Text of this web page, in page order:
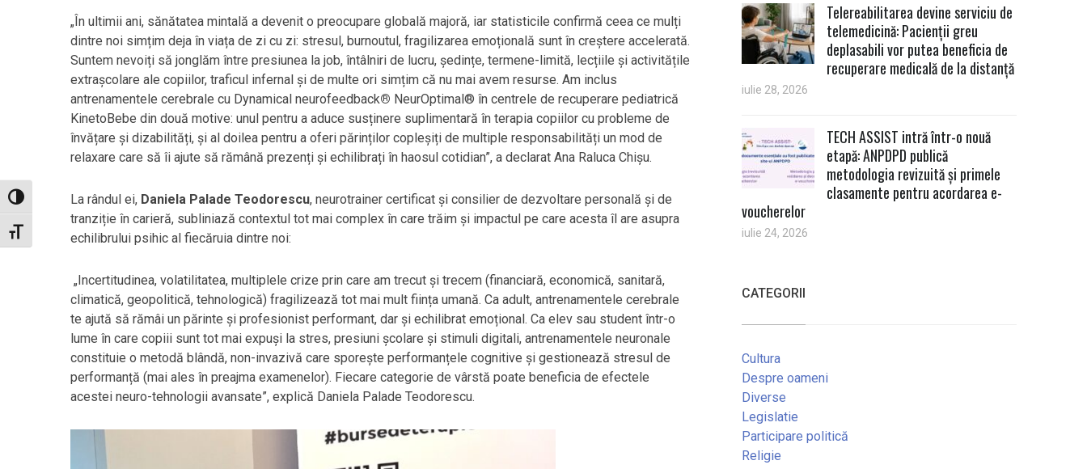
Toggle High Contrast
Toggle Font size
„În ultimii ani, sănătatea mintală a devenit o preocupare globală majoră, iar statisticile confirmă ceea ce mulți
dintre noi simțim deja în viața de zi cu zi: stresul, burnoutul, fragilizarea emoțională sunt în creștere accelerată.
Suntem nevoiți să jonglăm între presiunea la job, întâlniri de lucru, ședințe, termene-limită, lecțiile și activitățile
extrașcolare ale copiilor, traficul infernal și de multe ori simțim că nu mai avem resurse. Am inclus
antrenamentele cerebrale cu Dynamical neurofeedback® NeurOptimal® în centrele de recuperare pediatrică
KinetoBebe din două motive: unul pentru a aduce susținere suplimentară în terapia copiilor cu probleme de
învățare și dizabilități, și al doilea pentru a oferi părinților copleșiți de multiple responsabilități un mod de
relaxare care să îi ajute să rămână prezenți și echilibrați în haosul cotidian”, a declarat Ana Raluca Chișu.
La rândul ei, Daniela Palade Teodorescu, neurotrainer certificat și consilier de dezvoltare personală și de
tranziție în carieră, subliniază contextul tot mai complex în care trăim și impactul pe care acesta îl are asupra
echilibrului psihic al fiecăruia dintre noi:
„Incertitudinea, volatilitatea, multiplele crize prin care am trecut și trecem (financiară, economică, sanitară,
climatică, geopolitică, tehnologică) fragilizează tot mai mult ființa umană. Ca adult, antrenamentele cerebrale
te ajută să rămâi un părinte și profesionist performant, dar și echilibrat emoțional. Ca elev sau student într-o
lume în care copiii sunt tot mai expuși la stres, presiuni școlare și stimuli digitali, antrenamentele neuronale
constituie o metodă blândă, non-invazivă care sporește performanțele cognitive și gestionează stresul de
performanță (mai ales în preajma examenelor). Fiecare categorie de vârstă poate beneficia de efectele
acestei neuro-tehnologii avansate”, explică Daniela Palade Teodorescu.
Telereabilitarea devine serviciu de
telemedicină: Pacienții greu
deplasabili vor putea beneficia de
recuperare medicală de la distanță
iulie 28, 2026
TECH ASSIST intră într-o nouă
etapă: ANPDPD publică
metodologia revizuită și primele
clasamente pentru acordarea e-
voucherelor
iulie 24, 2026
CATEGORII
Cultura
Despre oameni
Diverse
Legislatie
Participare politică
Religie